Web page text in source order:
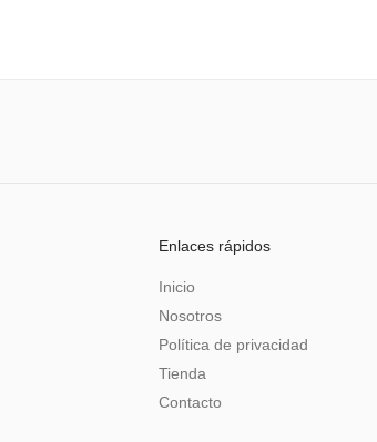
Enlaces rápidos
Inicio
Nosotros
Política de privacidad
Tienda
Contacto